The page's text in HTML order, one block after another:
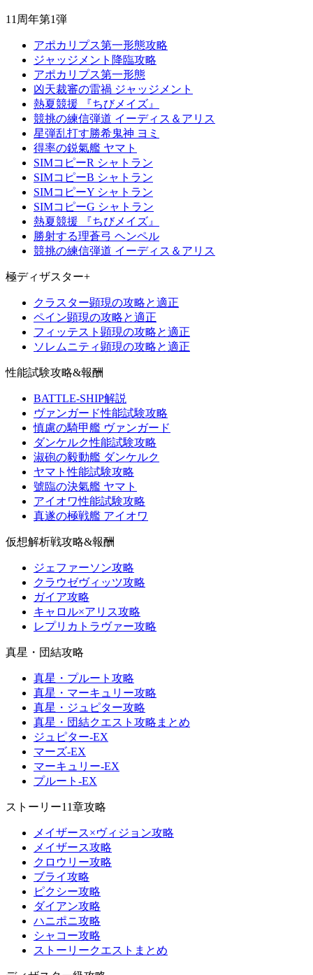
11周年第1弾
アポカリプス第一形態攻略
ジャッジメント降臨攻略
アポカリプス第一形態
凶天裁審の雷禍 ジャッジメント
熱夏競援 『ちびメイズ』
競挑の練信弾道 イーディス＆アリス
星弾乱打す勝希鬼神 ヨミ
得率の鋭氣艦 ヤマト
SIMコピーR シャトラン
SIMコピーB シャトラン
SIMコピーY シャトラン
SIMコピーG シャトラン
熱夏競援 『ちびメイズ』
勝射する理蒼弓 ヘンペル
競挑の練信弾道 イーディス＆アリス
極ディザスター+
クラスター顕現の攻略と適正
ペイン顕現の攻略と適正
フィッテスト顕現の攻略と適正
ソレムニティ顕現の攻略と適正
性能試験攻略&報酬
BATTLE-SHIP解説
ヴァンガード性能試験攻略
慎慮の騎甲艦 ヴァンガード
ダンケルク性能試験攻略
淑砲の毅動艦 ダンケルク
ヤマト性能試験攻略
號臨の決氣艦 ヤマト
アイオワ性能試験攻略
真遂の極戦艦 アイオワ
仮想解析戦攻略&報酬
ジェファーソン攻略
クラウゼヴィッツ攻略
ガイア攻略
キャロル×アリス攻略
レプリカトラヴァー攻略
真星・団結攻略
真星・プルート攻略
真星・マーキュリー攻略
真星・ジュピター攻略
真星・団結クエスト攻略まとめ
ジュピター-EX
マーズ-EX
マーキュリー-EX
プルート-EX
ストーリー11章攻略
メイザース×ヴィジョン攻略
メイザース攻略
クロウリー攻略
ブライ攻略
ピクシー攻略
ダイアン攻略
ハニポニ攻略
シャコー攻略
ストーリークエストまとめ